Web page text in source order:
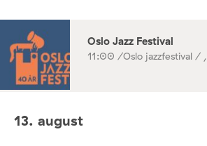
Oslo Jazz Festival
11:00 /Oslo jazzfestival / ,
13. august